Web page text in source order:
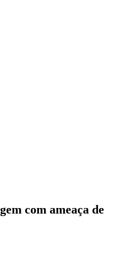
com ameaça de